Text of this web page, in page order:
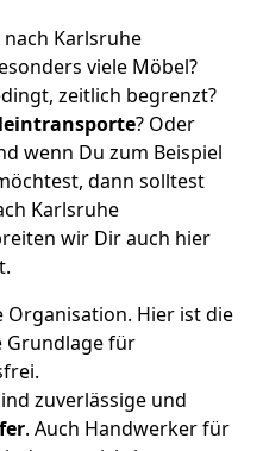
Karlsruhe
viele Möbel?
zeitlich begrenzt?
? Oder
wenn Du zum Beispiel
dann solltest
Karlsruhe
wir Dir auch hier
Organisation. Hier ist die
Grundlage für
zuverlässige und
. Auch Handwerker für